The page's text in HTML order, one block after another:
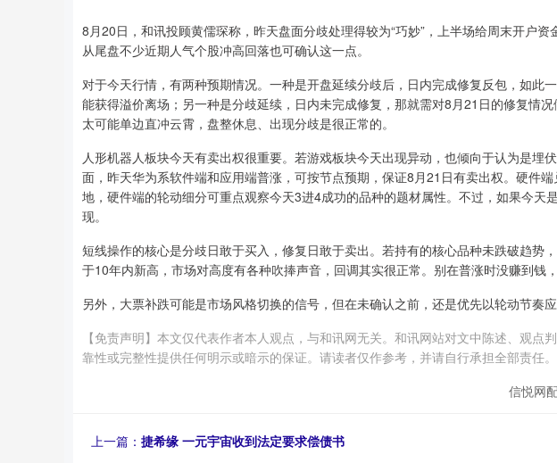
8月20日，和讯投顾黄儒琛称，昨天盘面分歧处理得较为“巧妙”，上半场给周末开户资
从尾盘不少近期人气个股冲高回落也可确认这一点。
对于今天行情，有两种预期情况。一种是开盘延续分歧后，日内完成修复反包，如此
能获得溢价离场；另一种是分歧延续，日内未完成修复，那就需对8月21日的修复情
太可能单边直冲云霄，盘整休息、出现分歧是很正常的。
人形机器人板块今天有卖出权很重要。若游戏板块今天出现异动，也倾向于认为是埋
面，昨天华为系软件端和应用端普涨，可按节点预期，保证8月21日有卖出权。硬件
地，硬件端的轮动细分可重点观察今天3进4成功的品种的题材属性。不过，如果今天
现。
短线操作的核心是分歧日敢于买入，修复日敢于卖出。若持有的核心品种未跌破趋势
于10年内新高，市场对高度有各种吹捧声音，回调其实很正常。别在普涨时没赚到钱
另外，大票补跌可能是市场风格切换的信号，但在未确认之前，还是优先以轮动节奏
【免责声明】本文仅代表作者本人观点，与和讯网无关。和讯网站对文中陈述、观点
靠性或完整性提供任何明示或暗示的保证。请读者仅作参考，并请自行承担全部责任
信悦网
上一篇： 捷希缘 一元宇宙收到法定要求偿债书